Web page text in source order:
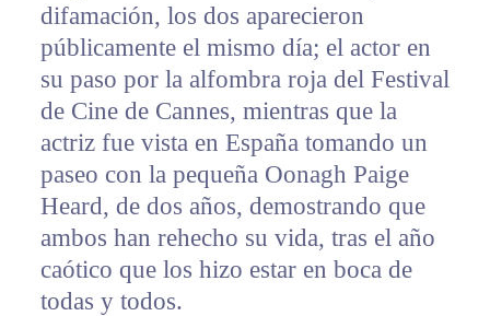
difamación, los dos aparecieron
públicamente el mismo día; el actor en
su paso por la alfombra roja del Festival
de Cine de Cannes, mientras que la
actriz fue vista en España tomando un
paseo con la pequeña Oonagh Paige
Heard, de dos años, demostrando que
ambos han rehecho su vida, tras el año
caótico que los hizo estar en boca de
todas y todos.